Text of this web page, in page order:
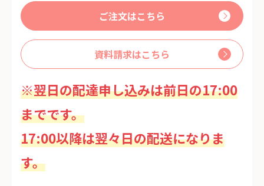
ご注文はこちら
資料請求はこちら
※翌日の配達申し込みは前日の17:00
までです。
17:00以降は翌々日の配送になりま
す。